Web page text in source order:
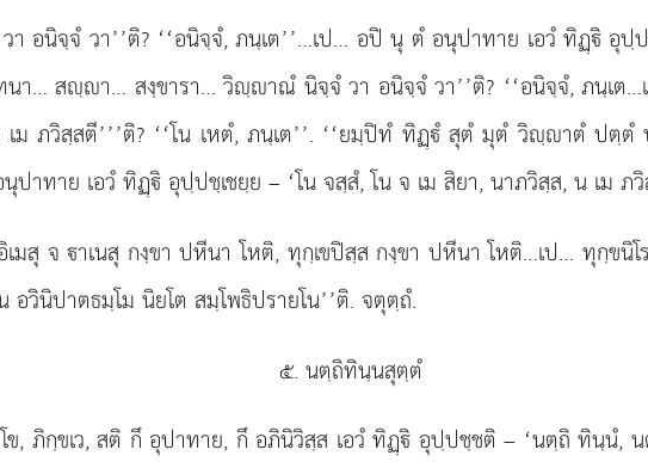
อนิจฺจํ วา’’ติ? ‘‘อนิจฺจํ, ภนฺเต’’…เป… อปิ นุ ตํ อนุปาทาย เอวํ ทิฏฺิ อุปฺ
วทนา… สฺา… สงฺขารา… วิฺาณํ นิจฺจํ วา อนิจฺจํ วา’’ติ? ‘‘อนิจฺจํ, ภนฺเ
ม ภวิสฺสตี’’’ติ? ‘‘โน เหตํ, ภนฺเต’’. ‘‘ยมฺปิทํ ทิฏฺํ สุตํ มุตํ วิฺาตํ ป
าทาย เอวํ ทิฏฺิ อุปฺปชฺเชยฺย – ‘โน จสฺสํ, โน จ เม สิยา, นาภวิสฺส, น เม ภวิ
อิเมสุ จ าเนสุ กงฺขา ปหีนา โหติ, ทุกฺเขปิสฺส กงฺขา ปหีนา โหติ…เป… ทุกฺ
อวินิปาตธมฺโม นิยโต สมฺโพธิปรายโน’’ติ. จตุตฺถํ.
๕. นตฺถิทินฺนสุตฺตํ
ข, ภิกฺขเว, สติ กึ อุปาทาย, กึ อภินิวิสฺส เอวํ ทิฏฺิ อุปฺปชฺชติ – ‘นตฺถิ ทินฺนํ